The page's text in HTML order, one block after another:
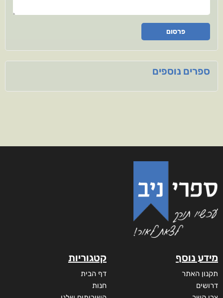
פרסום
ספרים נוספים
מידע נוסף
תקנון האתר
דרושים
קטגוריות
דף הבית
חנות